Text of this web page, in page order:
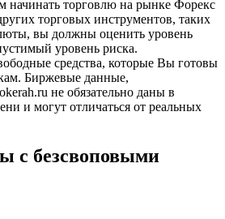
начинать торговлю на рынке Форекс
торговых инструментов, таких
вы должны оценить уровень
уровень риска.
средства, которые Вы готовы
Биржевые данные,
не обязательно даны в
и могут отличаться от реальных
с безсвоповыми